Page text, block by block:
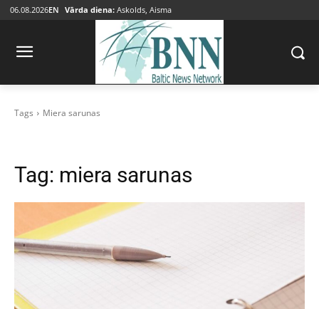
06.08.2026EN Vārda diena: Askolds, Aisma
Tags Miera sarunas
Tag: miera sarunas